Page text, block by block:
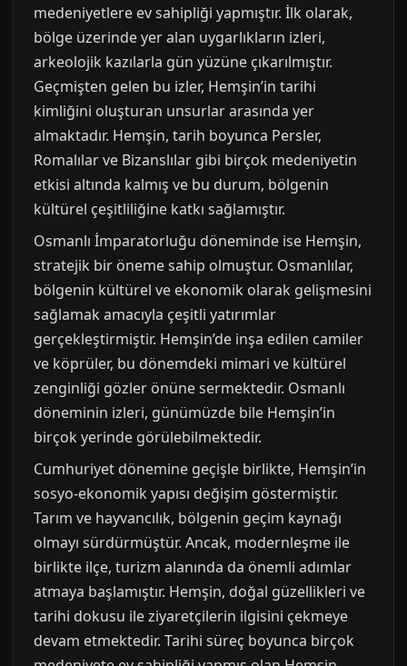
medeniyetlere ev sahipliği yapmıştır. İlk olarak,
bölge üzerinde yer alan uygarlıkların izleri,
arkeolojik kazılarla gün yüzüne çıkarılmıştır.
Geçmişten gelen bu izler, Hemşin’in tarihi
kimliğini oluşturan unsurlar arasında yer
almaktadır. Hemşin, tarih boyunca Persler,
Romalılar ve Bizanslılar gibi birçok medeniyetin
etkisi altında kalmış ve bu durum, bölgenin
kültürel çeşitliliğine katkı sağlamıştır.
Osmanlı İmparatorluğu döneminde ise Hemşin,
stratejik bir öneme sahip olmuştur. Osmanlılar,
bölgenin kültürel ve ekonomik olarak gelişmesini
sağlamak amacıyla çeşitli yatırımlar
gerçekleştirmiştir. Hemşin’de inşa edilen camiler
ve köprüler, bu dönemdeki mimari ve kültürel
zenginliği gözler önüne sermektedir. Osmanlı
döneminin izleri, günümüzde bile Hemşin’in
birçok yerinde görülebilmektedir.
Cumhuriyet dönemine geçişle birlikte, Hemşin’in
sosyo-ekonomik yapısı değişim göstermiştir.
Tarım ve hayvancılık, bölgenin geçim kaynağı
olmayı sürdürmüştür. Ancak, modernleşme ile
birlikte ilçe, turizm alanında da önemli adımlar
atmaya başlamıştır. Hemşin, doğal güzellikleri ve
tarihi dokusu ile ziyaretçilerin ilgisini çekmeye
devam etmektedir. Tarihi süreç boyunca birçok